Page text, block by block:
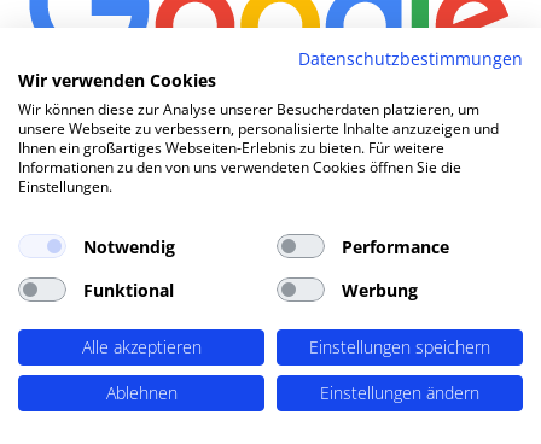
Wi|
SEO-Agentur Ennepetal ?
PERIMETRIK®!
PERIMETRIK® hat eine besonders erfolgreiche SEO
Methode entwickelt, die alle wesentlichen Bereiche
Datenschutzbestimmungen
Wir verwenden Cookies
Wir können diese zur Analyse unserer Besucherdaten platzieren, um
unsere Webseite zu verbessern, personalisierte Inhalte anzuzeigen und
Ihnen ein großartiges Webseiten-Erlebnis zu bieten. Für weitere
Informationen zu den von uns verwendeten Cookies öffnen Sie die
Einstellungen.
Notwendig
Performance
Funktional
Werbung
Alle akzeptieren
Einstellungen speichern
Ablehnen
Einstellungen ändern